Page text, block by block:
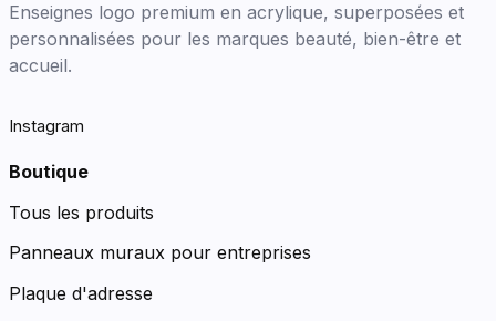
Enseignes logo premium en acrylique, superposées et
personnalisées pour les marques beauté, bien-être et
accueil.
Instagram
Boutique
Tous les produits
Panneaux muraux pour entreprises
Plaque d'adresse